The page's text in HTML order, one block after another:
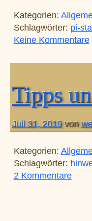
Kategorien:
Schlagwörter: pi-
Keine Kommentare
Tipps
Juli 31, 2019 von
Kategorien:
Schlagwörter:
2 Kommentarezu